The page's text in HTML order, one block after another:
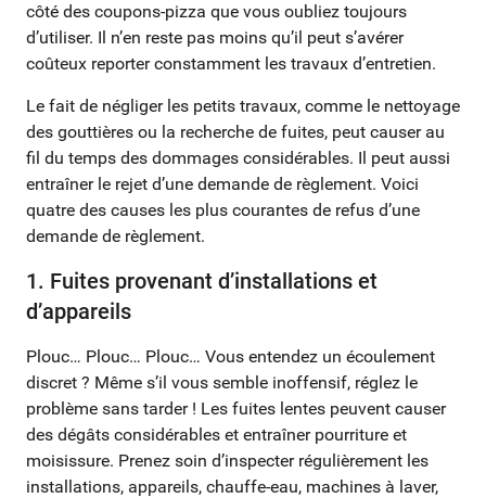
côté des coupons-pizza que vous oubliez toujours
d’utiliser. Il n’en reste pas moins qu’il peut s’avérer
coûteux reporter constamment les travaux d’entretien.
Le fait de négliger les petits travaux, comme le nettoyage
des gouttières ou la recherche de fuites, peut causer au
fil du temps des dommages considérables. Il peut aussi
entraîner le rejet d’une demande de règlement. Voici
quatre des causes les plus courantes de refus d’une
demande de règlement.
1. Fuites provenant d’installations et
d’appareils
Plouc… Plouc… Plouc… Vous entendez un écoulement
discret ? Même s’il vous semble inoffensif, réglez le
problème sans tarder ! Les fuites lentes peuvent causer
des dégâts considérables et entraîner pourriture et
moisissure. Prenez soin d’inspecter régulièrement les
installations, appareils, chauffe-eau, machines à laver,